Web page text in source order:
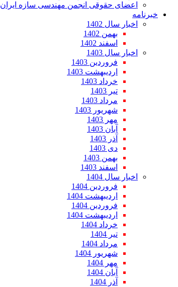
اعضای حقوقی انجمن مهندسی سازه ایران
خبرنامه
اخبار سال 1402
بهمن 1402
اسفند 1402
اخبار سال 1403
فروردین 1403
اردیبهشت 1403
خرداد 1403
تیر 1403
مرداد 1403
شهریور 1403
مهر 1403
آبان 1403
آذر 1403
دی 1403
بهمن 1403
اسفند 1403
اخبار سال 1404
فروردین 1404
اردیبهشت 1404
فروردین 1404
اردیبهشت 1404
خرداد 1404
تیر 1404
مرداد 1404
شهریور 1404
مهر 1404
آبان 1404
آذر 1404